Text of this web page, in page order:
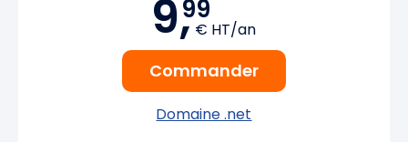
9,99
€ HT/an
Commander
Domaine .net